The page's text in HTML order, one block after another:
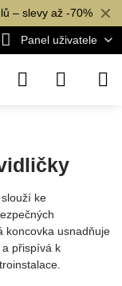
✕
– slevy až -70%
Panel uživatele
slouží ke
koncovka usnadňuje
přispívá k